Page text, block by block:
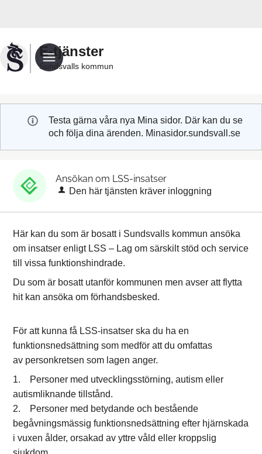
Sundsvalls
kommuns
e-
E-tjänster
Sundsvalls kommun
Testa gärna våra nya Mina sidor. Där kan du se
och följa dina ärenden. Minasidor.sundsvall.se
Ansökan om LSS-insatser
Den här tjänsten kräver inloggning
Här kan du som är bosatt i Sundsvalls kommun ansöka
om insatser enligt LSS – Lag om särskilt stöd och service
till vissa funktionshindrade.
Du som är bosatt utanför kommunen men avser att flytta
hit kan ansöka om förhandsbesked.
För att kunna få LSS-insatser ska du ha en
funktionsnedsättning som medför att du omfattas
av personkretsen som lagen anger.
1. Personer med utvecklingsstörning, autism eller
autismliknande tillstånd.
2. Personer med betydande och bestående
begåvningsmässig funktionsnedsättning efter hjärnskada
i vuxen ålder, orsakad av yttre våld eller kroppslig